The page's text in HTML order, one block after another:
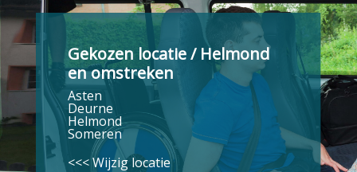
Gekozen locatie / Helmond
en omstreken
Asten
Deurne
Helmond
Someren
<<< Wijzig locatie